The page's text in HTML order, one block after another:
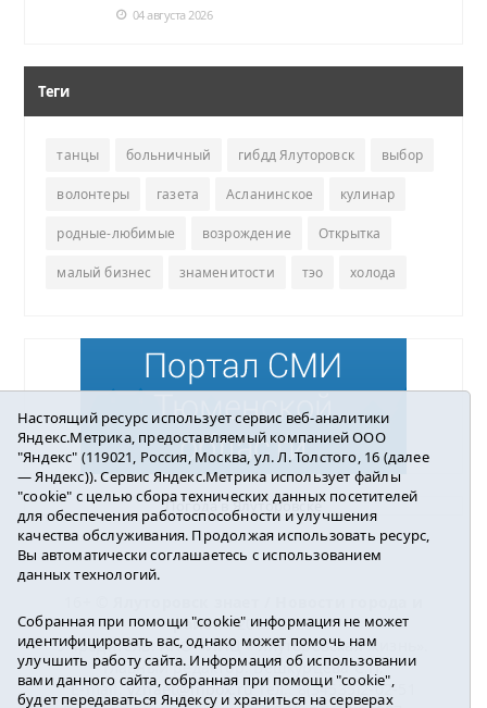
04 августа 2026
Теги
танцы больничный гибдд Ялуторовск выбор
волонтеры газета Асланинское кулинар
родные-любимые возрождение Открытка
малый бизнес знаменитости тэо холода
Погода в Ялуторовске
района2016-2023
Учредитель: АНО «ИИЦ « Ялуторовская жизнь».
Главный редактор: Вешкурцева С.П.
E-mail:yznaet@inbox.ruТел.: 8(34535)2-02-51
Настоящий ресурс использует сервис веб-аналитики
Яндекс.Метрика, предоставляемый компанией ООО
"Яндекс" (119021, Россия, Москва, ул. Л. Толстого, 16 (далее
— Яндекс)). Сервис Яндекс.Метрика использует файлы
"cookie" с целью сбора технических данных посетителей
для обеспечения работоспособности и улучшения
качества обслуживания. Продолжая использовать ресурс,
Вы автоматически соглашаетесь с использованием
данных технологий.
Собранная при помощи "cookie" информация не может
идентифицировать вас, однако может помочь нам
улучшить работу сайта. Информация об использовании
вами данного сайта, собранная при помощи "cookie",
будет передаваться Яндексу и храниться на серверах